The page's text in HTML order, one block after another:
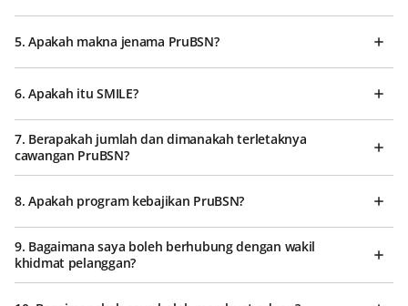
5. Apakah makna jenama PruBSN?
6. Apakah itu SMILE?
7. Berapakah jumlah dan dimanakah terletaknya
cawangan PruBSN?
8. Apakah program kebajikan PruBSN?
9. Bagaimana saya boleh berhubung dengan wakil
khidmat pelanggan?